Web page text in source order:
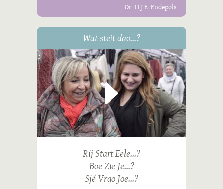
Dr. H.J.E. Endepols
Wat steit dao...?
Rij Start Eele...?
Boe Zie Je...?
Sjé Vrao Joe...?